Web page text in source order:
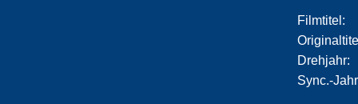
Filmtitel:
Drehjahr:
Sync.-